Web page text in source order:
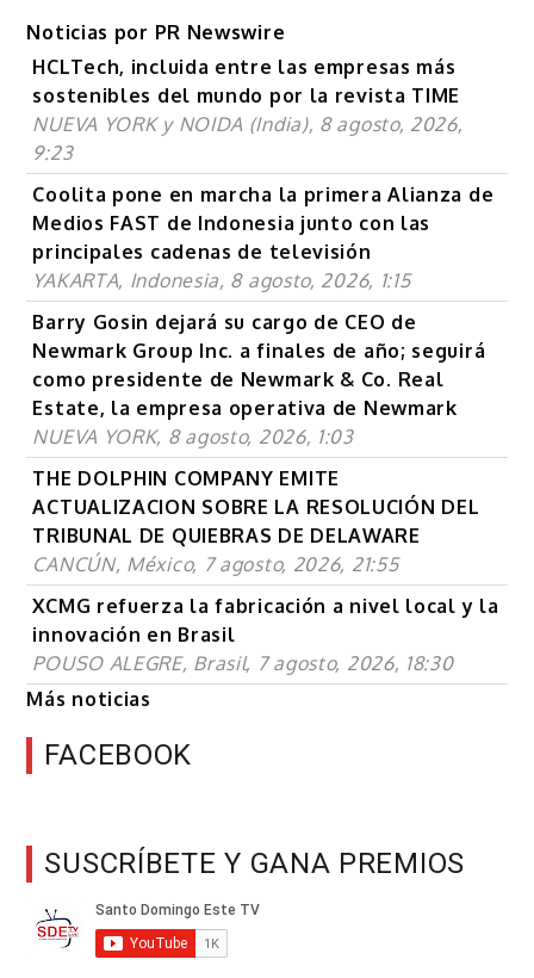
Noticias por PR Newswire
HCLTech, incluida entre las empresas más
sostenibles del mundo por la revista TIME
NUEVA YORK y NOIDA (India), 8 agosto, 2026,
9:23
Coolita pone en marcha la primera Alianza de
Medios FAST de Indonesia junto con las
principales cadenas de televisión
YAKARTA, Indonesia, 8 agosto, 2026, 1:15
Barry Gosin dejará su cargo de CEO de
Newmark Group Inc. a finales de año; seguirá
como presidente de Newmark & Co. Real
Estate, la empresa operativa de Newmark
NUEVA YORK, 8 agosto, 2026, 1:03
THE DOLPHIN COMPANY EMITE
ACTUALIZACION SOBRE LA RESOLUCIÓN DEL
TRIBUNAL DE QUIEBRAS DE DELAWARE
CANCÚN, México, 7 agosto, 2026, 21:55
XCMG refuerza la fabricación a nivel local y la
innovación en Brasil
POUSO ALEGRE, Brasil, 7 agosto, 2026, 18:30
Más noticias
FACEBOOK
SUSCRÍBETE Y GANA PREMIOS